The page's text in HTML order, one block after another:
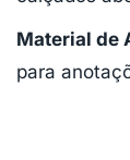
Material de
para